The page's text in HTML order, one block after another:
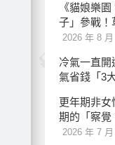
《貓娘樂
子」參戰！
2026 年 8 月
冷氣一直開
氣省錢「3
更年期非女
期的「察覺
2026 年 7